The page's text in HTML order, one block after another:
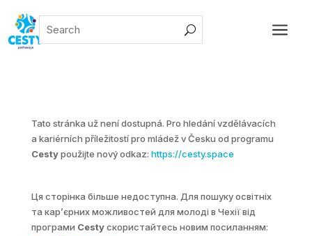
a
Tato stránka už není dostupná. Pro hledání vzdělávacích
a kariérních příležitostí pro mládež v Česku od programu
Cestypoužijte nový odkaz: https://cesty.space
Ця сторінка більше недоступна. Для пошуку освітніх
та карʼєрних можливостей для молоді в Чехії від
програми Cestyскористайтесь новим посиланням: